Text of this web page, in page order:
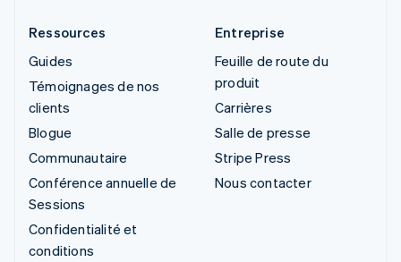
Ressources
Guides
Témoignages de nos
clients
Blogue
Communautaire
Conférence annuelle de
Sessions
Confidentialité et
conditions
Entreprise
Feuille de route du
produit
Carrières
Salle de presse
Stripe Press
Nous contacter